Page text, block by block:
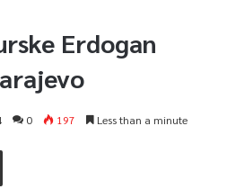
Erdogan
0 197 Less than a minute